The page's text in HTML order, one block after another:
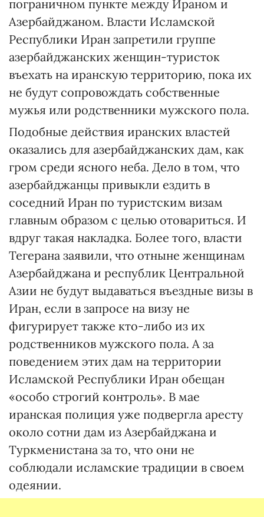
пограничном пункте между Ираном и
Азербайджаном. Власти Исламской
Республики Иран запретили группе
азербайджанских женщин-туристок
въехать на иранскую территорию, пока их
не будут сопровождать собственные
мужья или родственники мужского пола.
Подобные действия иранских властей
оказались для азербайджанских дам, как
гром среди ясного неба. Дело в том, что
азербайджанцы привыкли ездить в
соседний Иран по туристским визам
главным образом с целью отовариться. И
вдруг такая накладка. Более того, власти
Тегерана заявили, что отныне женщинам
Азербайджана и республик Центральной
Азии не будут выдаваться въездные визы в
Иран, если в запросе на визу не
фигурирует также кто-либо из их
родственников мужского пола. А за
поведением этих дам на территории
Исламской Республики Иран обещан
«особо строгий контроль». В мае
иранская полиция уже подвергла аресту
около сотни дам из Азербайджана и
Туркменистана за то, что они не
соблюдали исламские традиции в своем
одеянии.